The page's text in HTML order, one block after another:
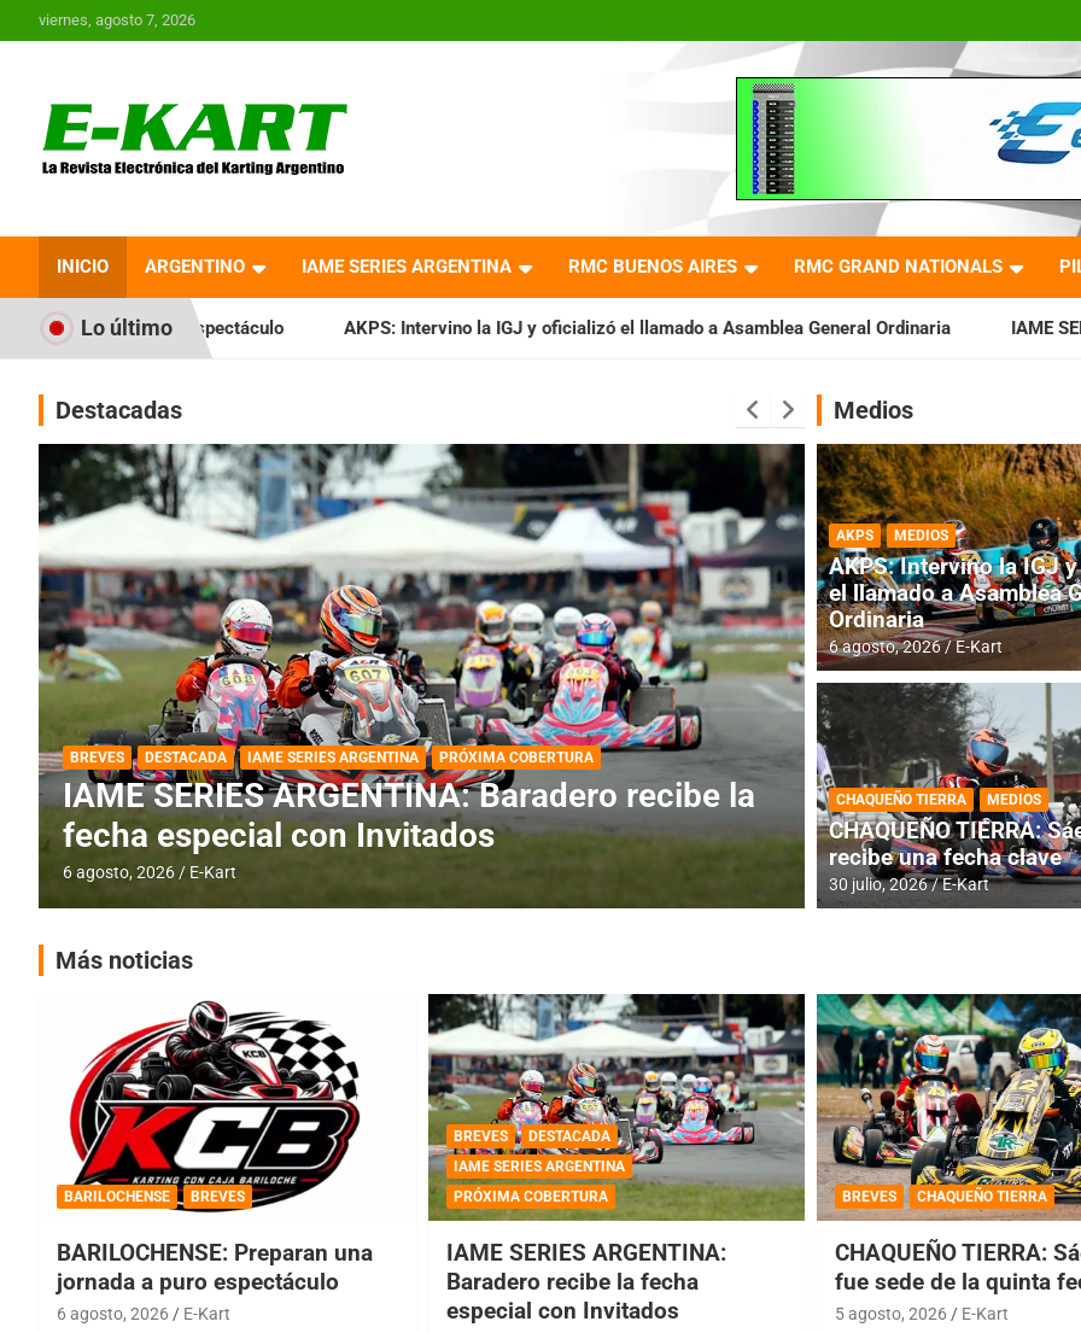
al
viernes, agosto 7, 2026
Revista Electrónica del
Karting en Argentina
INICIO ARGENTINO IAME SERIES ARGENTINA RMC BUENOS AIRES RMC GRAND NATIONALS
Lo últimoAKPS: Intervino la IGJ y oficializó el llamado a Asamblea General Ordinaria IAME SERIES ARGENTINA:
Destacadas
DESTACADA IAME SERIES ARGENTINA
IAME SERIES ARGENTINA: Horarios para la
fecha con Invitados
4 agosto, 2026 E-Kart
DESTACADA INFORME CENTRAL
RMC BUENOS
histórica en
4 agosto, 2026 E-Kart
Medios
AKPS MEDIOS
AKPS: Intervino la IGJ
el llamado a Asamblea
Ordinaria
6 agosto, 2026 E-Kart
CHAQUEÑO TIERRA MEDIOS
CHAQUEÑO TIERRA:
recibe una fecha clave
30 julio, 2026 E-Kart
Más noticias
BARILOCHENSE BREVES
BARILOCHENSE: Preparan una
jornada a puro espectáculo
6 agosto, 2026 E-Kart
BREVES
DESTACADA
IAME SERIES ARGENTINA
PRÓXIMA COBERTURA
IAME SERIES ARGENTINA:
Baradero recibe la fecha
especial con Invitados
BREVES CHAQUEÑO TIERRA
CHAQUEÑO TIERRA:
fue sede de la quinta
5 agosto, 2026 E-Kart